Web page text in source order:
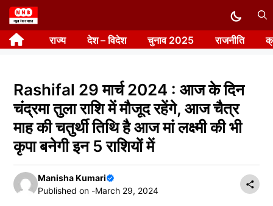
Skip
to
content राज्य देश – विदेश चुनाव 2025 राजनीति
Rashifal 29 मार्च 2024 : आज के दिन
चंद्रमा तुला राशि में मौजूद रहेंगे, आज चैत्र
माह की चतुर्थी तिथि है आज मां लक्ष्मी की भी
कृपा बनेगी इन 5 राशियों में
Manisha Kumari
Published on -March 29, 2024